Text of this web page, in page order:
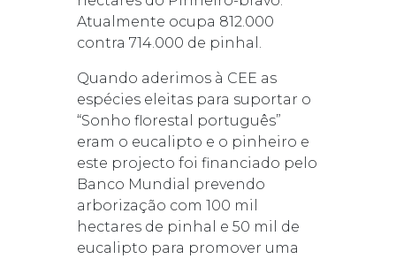
Atualmente ocupa 812.000
contra 714.000 de pinhal.
Quando aderimos à CEE as
espécies eleitas para suportar o
“Sonho florestal português”
eram o eucalipto e o pinheiro e
este projecto foi financiado pelo
Banco Mundial prevendo
arborização com 100 mil
hectares de pinhal e 50 mil de
eucalipto para promover uma